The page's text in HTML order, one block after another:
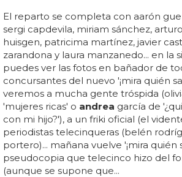
El reparto se completa con aarón
sergi capdevila, miriam sánchez,
huisgen, patricima martínez, javier
zarandona y laura manzanedo... en la
puedes ver las fotos en bañador de
concursantes del nuevo '¡mira quién
veremos a mucha gente tróspida
'mujeres ricas' o andrea garcía de
con mi hijo?'), a un friki oficial (el
periodistas telecinqueras (belén
portero)... mañana vuelve '¡mira quién
pseudocopia que telecinco hizo del
(aunque se supone que...